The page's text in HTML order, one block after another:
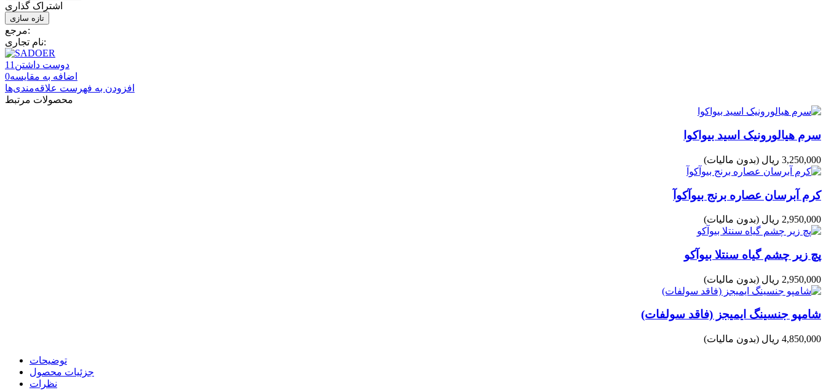
اشتراک گذاری
مرجع:
نام تجاری:
دوست داشتن11
اضافه به مقایسه0
افزودن به فهرست علاقه‌مندی‌ها
محصولات مرتبط
سرم هیالورونیک اسید بیواکوا
3,250,000 ریال (بدون مالیات)
کرم آبرسان عصاره برنج بیوآکوآ
2,950,000 ریال (بدون مالیات)
پچ زیر چشم گیاه سنتلا بیوآکو
2,950,000 ریال (بدون مالیات)
شامپو جنسینگ ایمیجز (فاقد سولفات)
4,850,000 ریال (بدون مالیات)
توضیحات
جزئیات محصول
نظرات